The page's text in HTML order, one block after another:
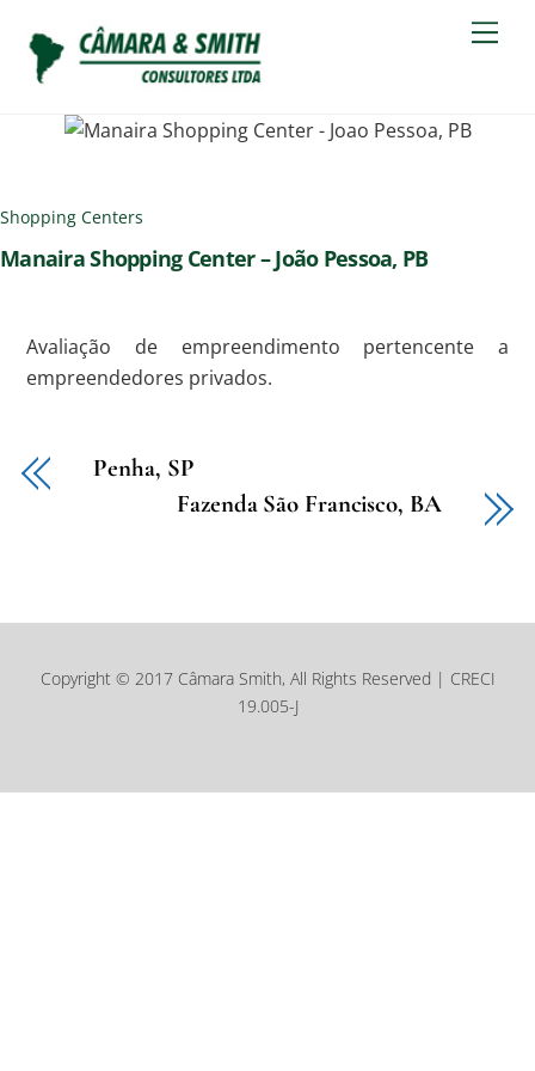
content
Shopping Centers
Manaira Shopping Center – João Pessoa, PB
Avaliação de empreendimento pertencente a
empreendedores privados.
Penha, SP
Fazenda São Francisco, BA
Copyright © 2017 Câmara Smith, All Rights Reserved | CRECI
19.005-J